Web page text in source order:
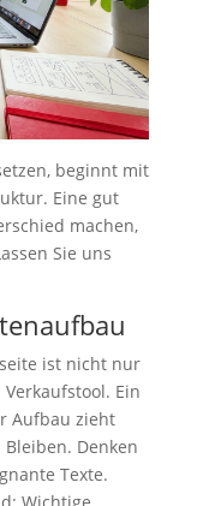
beginnt mit
Eine gut
machen,
Sie uns
ist nicht nur
Ein
Aufbau zieht
Denken
Texte.
Wichtige